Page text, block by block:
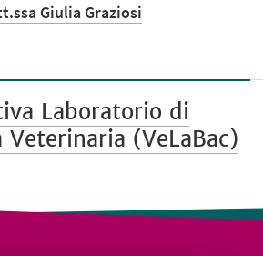
Giulia Graziosi
Laboratorio di
(VeLaBac)